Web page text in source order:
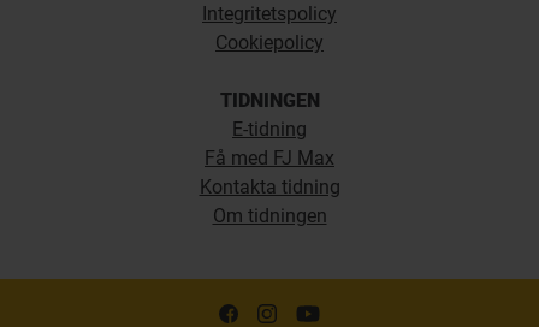
Integritetspolicy
Cookiepolicy
TIDNINGEN
E-tidning
Få med FJ Max
Kontakta tidning
Om tidningen